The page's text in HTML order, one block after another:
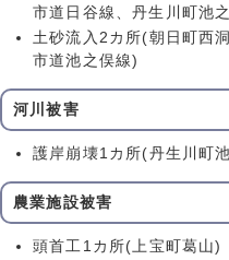
市道日谷線、丹生川町池
土砂流入2カ所(朝日町西
市道池之俣線)
河川被害
護岸崩壊1カ所(丹生川町
農業施設被害
頭首工1カ所(上宝町葛山)